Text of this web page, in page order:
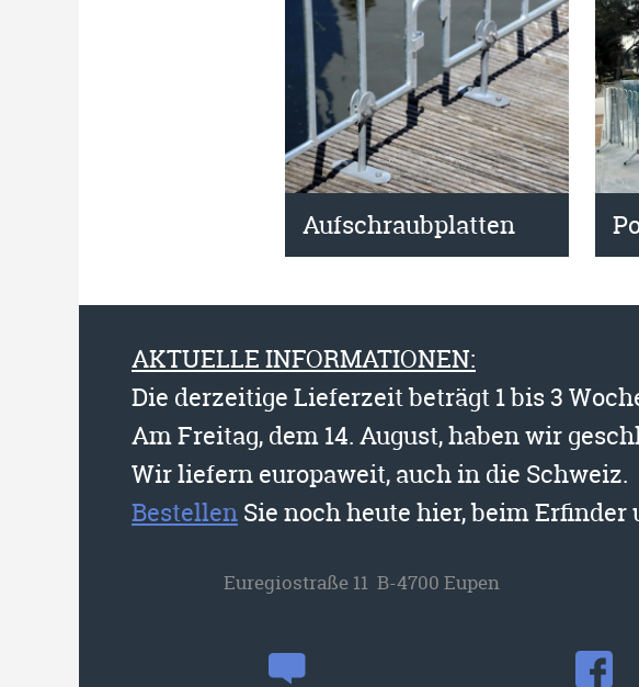
Aufschraubplatten
AKTUELLE INFORMATIONEN:
Die derzeitige Lieferzeit beträgt 1 bis 3
Am Freitag, dem 14. August, haben wir
Wir liefern europaweit, auch in die Schweiz.
Bestellen Sie noch heute hier, beim
Euregiostraße 11 B-4700 Eupen